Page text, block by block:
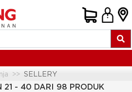
SELLERY
21 - 40 DARI 98 PRODUK